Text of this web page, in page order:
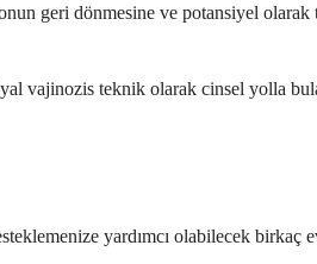
geri dönmesine ve potansiyel
vajinozis teknik olarak cinsel yolla
yardımcı olabilecek birkaç